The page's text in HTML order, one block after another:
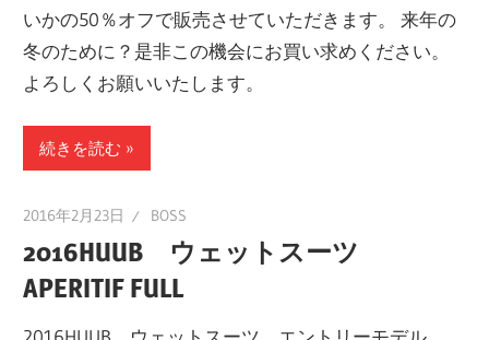
いかの50％オフで販売させていただきます。 来年の
冬のために？是非この機会にお買い求めください。
よろしくお願いいたします。
続きを読む
2016年2月23日 BOSS
2016HUUB ウェットスーツ
APERITIF FULL